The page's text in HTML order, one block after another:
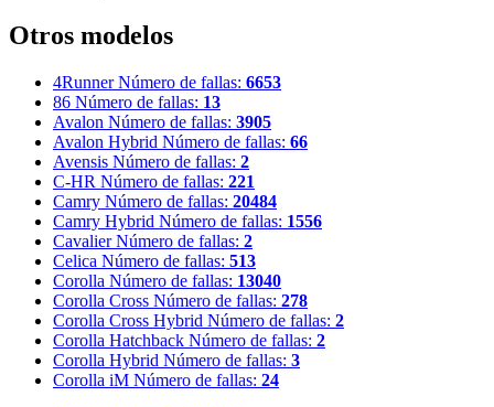
Otros modelos
4Runner Número de fallas: 6653
86 Número de fallas: 13
Avalon Número de fallas: 3905
Avalon Hybrid Número de fallas: 66
Avensis Número de fallas: 2
C-HR Número de fallas: 221
Camry Número de fallas: 20484
Camry Hybrid Número de fallas: 1556
Cavalier Número de fallas: 2
Celica Número de fallas: 513
Corolla Número de fallas: 13040
Corolla Cross Número de fallas: 278
Corolla Cross Hybrid Número de fallas: 2
Corolla Hatchback Número de fallas: 2
Corolla Hybrid Número de fallas: 3
Corolla iM Número de fallas: 24